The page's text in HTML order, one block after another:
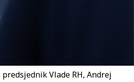
Vlade RH, Andrej